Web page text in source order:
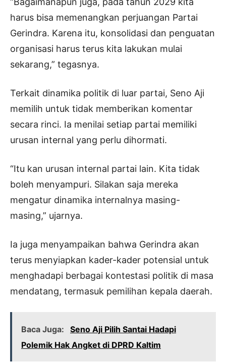
harus bisa memenangkan perjuangan Partai
Gerindra. Karena itu, konsolidasi dan penguatan
organisasi harus terus kita lakukan mulai
sekarang,” tegasnya.
Terkait dinamika politik di luar partai, Seno Aji
memilih untuk tidak memberikan komentar
secara rinci. Ia menilai setiap partai memiliki
urusan internal yang perlu dihormati.
“Itu kan urusan internal partai lain. Kita tidak
boleh menyampuri. Silakan saja mereka
mengatur dinamika internalnya masing-
masing,” ujarnya.
Ia juga menyampaikan bahwa Gerindra akan
terus menyiapkan kader-kader potensial untuk
menghadapi berbagai kontestasi politik di masa
mendatang, termasuk pemilihan kepala daerah.
Baca Juga:
Seno Aji Pilih Santai Hadapi
Polemik Hak Angket di DPRD Kaltim